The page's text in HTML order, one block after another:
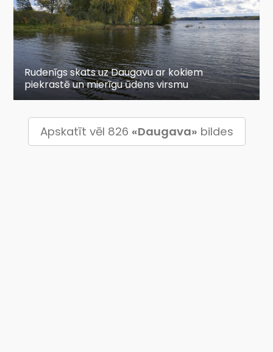
Rudenīgs skats uz Daugavu ar kokiem
piekrastē un mierīgu ūdens virsmu
Apskatīt vēl 826 «Daugava» bildes